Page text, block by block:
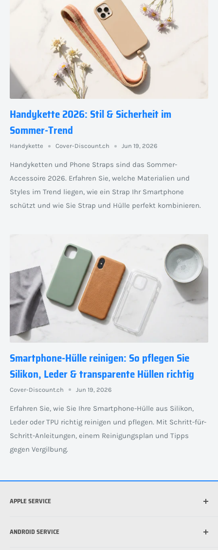
Handykette 2026: Stil & Sicherheit im
Sommer-Trend
Handykette Cover-Discount.ch Jun 19, 2026
Handyketten und Phone Straps sind das Sommer-
Accessoire 2026. Erfahren Sie, welche Materialien und
Styles im Trend liegen, wie ein Strap Ihr Smartphone
schützt und wie Sie Strap und Hülle perfekt kombinieren.
Smartphone-Hülle reinigen: So pflegen Sie
Silikon, Leder & transparente Hüllen richtig
Cover-Discount.ch Jun 19, 2026
Erfahren Sie, wie Sie Ihre Smartphone-Hülle aus Silikon,
Leder oder TPU richtig reinigen und pflegen. Mit Schritt-für-
Schritt-Anleitungen, einem Reinigungsplan und Tipps
gegen Vergilbung.
APPLE SERVICE
Welche iPad habe ich?
ANDROID SERVICE